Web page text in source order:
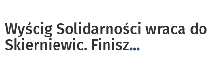
Wyścig Solidarności wraca do
Skierniewic. Finisz...